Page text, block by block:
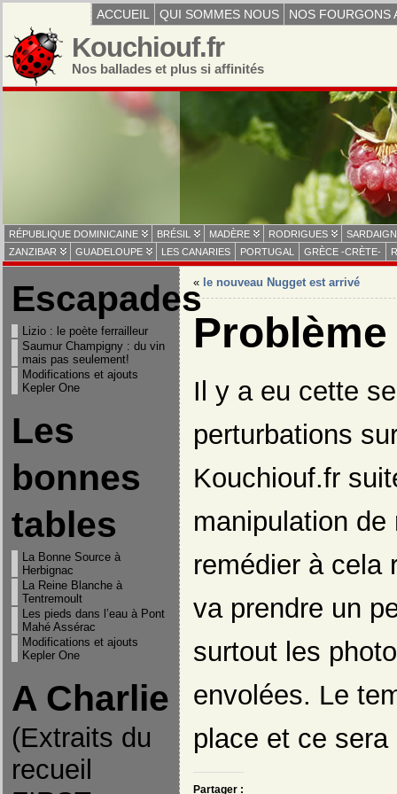
ACCUEIL QUI SOMMES NOUS NOS FOURGONS
Kouchiouf.fr
Nos ballades et plus si affinités
RÉPUBLIQUE DOMINICAINE BRÉSIL MADÈRE RODRIGUES
ZANZIBAR
GUADELOUPE LES CANARIES PORTUGAL GRÈCE -CRÈTE-
Escapades
Lizio : le poète ferrailleur
Saumur Champigny : du vin
mais pas seulement!
Modifications et ajouts
Kepler One
Les
bonnes
tables
La Bonne Source à
Herbignac
La Reine Blanche à
Tentremoult
Les pieds dans l’eau à Pont
Mahé Assérac
Modifications et ajouts
Kepler One
A Charlie
(Extraits du
recueil
« le nouveau Nugget est arrivé
Il y a eu cette
perturbations
Kouchiouf.fr
manipulation
remédier à cela
va prendre un
surtout les
envolées. Le
place et ce sera
Partager :